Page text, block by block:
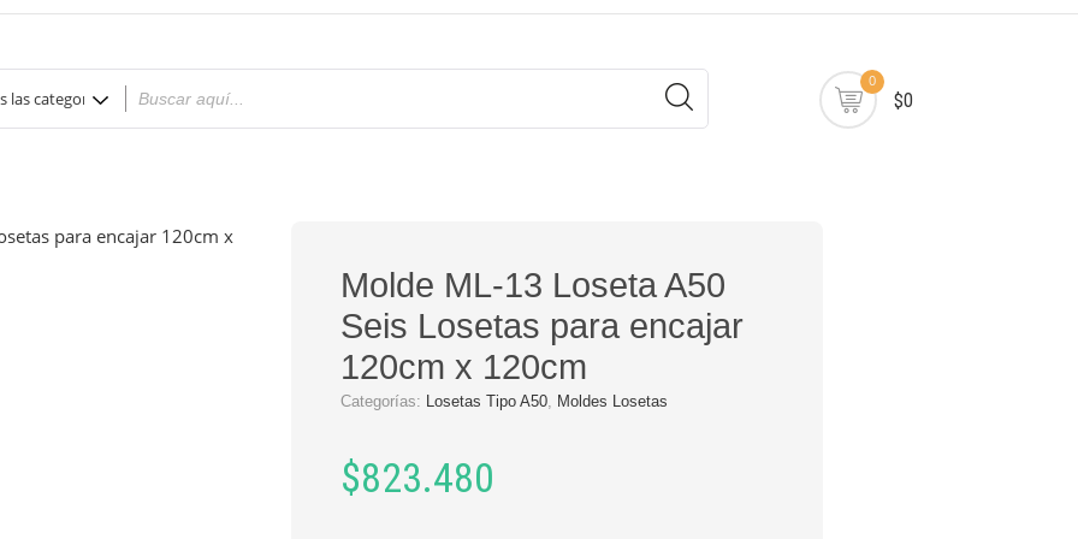
0
$0
Molde ML-13 Loseta A50
Seis Losetas para encajar
120cm x 120cm
Categorías: Losetas Tipo A50, Moldes Losetas
$823.480